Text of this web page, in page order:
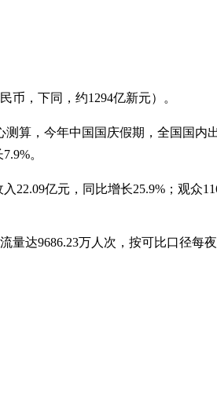
币，下同，约1294亿新元）。
算，今年中国国庆假期，全国国内
。
亿元，同比增长25.9%；观众
达9686.23万人次，按可比口径每夜